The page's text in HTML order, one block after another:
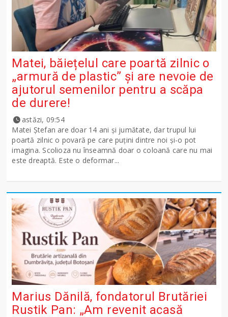
Matei, băiețelul care poartă zilnic o
„armură de plastic” și are nevoie de
ajutorul semenilor pentru a scăpa
de durere!
astăzi, 09:54
Matei Ștefan are doar 14 ani și jumătate, dar trupul lui
poartă zilnic o povară pe care puțini dintre noi și-o pot
imagina. Scolioza nu înseamnă doar o coloană care nu mai
este dreaptă. Este o deformar...
Marius Dănilă, fondatorul Brutăriei
Rustik Pan: „Am revenit acasă